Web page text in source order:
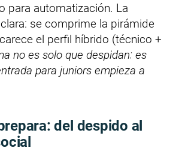
para automatización. La
se comprime la pirámide
el perfil híbrido (técnico +
no es solo que despidan: es
para juniors empieza a
del despido al